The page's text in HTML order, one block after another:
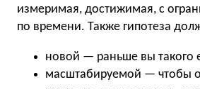
измеримая, достижимая, с
по времени. Также гипотеза
новой — раньше вы такого
масштабируемой — чтобы